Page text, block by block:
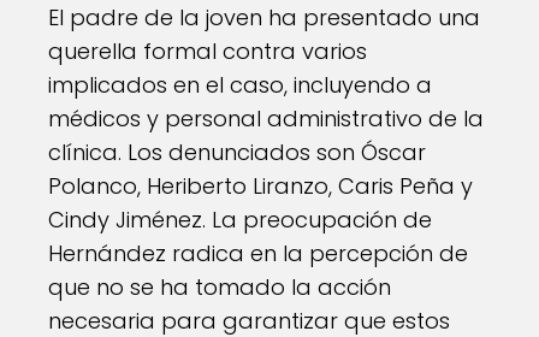
El padre de la joven ha presentado una
querella formal contra varios
implicados en el caso, incluyendo a
médicos y personal administrativo de la
clínica. Los denunciados son Óscar
Polanco, Heriberto Liranzo, Caris Peña y
Cindy Jiménez. La preocupación de
Hernández radica en la percepción de
que no se ha tomado la acción
necesaria para garantizar que estos